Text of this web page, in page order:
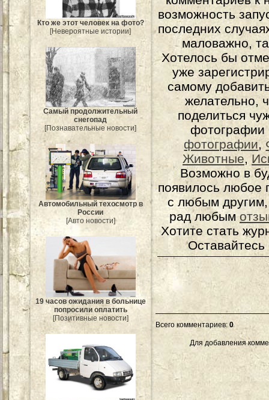
Кто же этот человек на фото?
[Невероятные истории]
Самый продолжительный
снегопад
[Познавательные новости]
Автомобильный техосмотр в
России
[Авто новости]
19 часов ожидания в больнице
попросили оплатить
[Позитивные новости]
возможность
последних
маловажно,
Хотелось бы
уже
самому
желательно,
поделиться
фотографии
фотографии,
Животные,
Возможно в
появилось любое
с любым
рад любым
Хотите стать
Всего комментариев: 0
Для добавления